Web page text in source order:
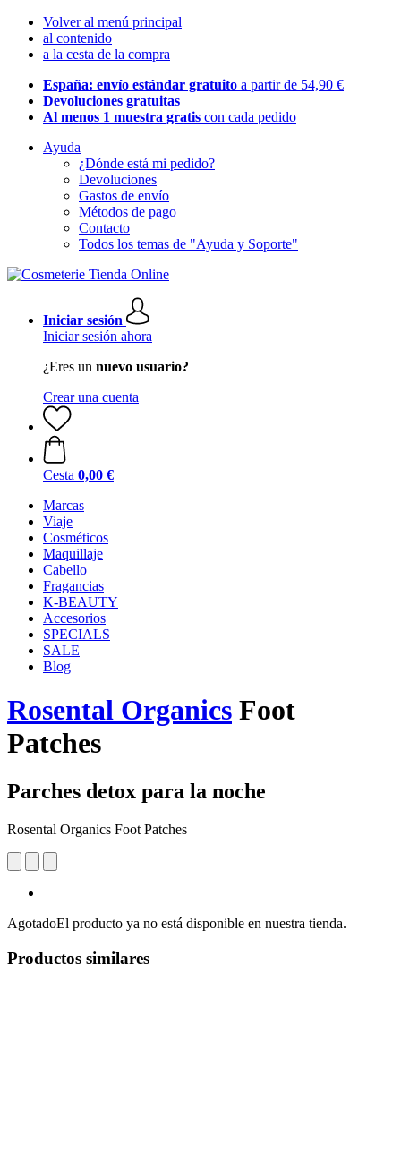
Volver al menú principal
al contenido
a la cesta de la compra
España: envío estándar gratuito a partir de 54,90 €
Devoluciones gratuitas
Al menos 1 muestra gratis con cada pedido
Ayuda
¿Dónde está mi pedido?
Devoluciones
Gastos de envío
Métodos de pago
Contacto
Todos los temas de "Ayuda y Soporte"
Iniciar sesión
Iniciar sesión ahora
¿Eres un nuevo usuario?
Crear una cuenta
Cesta 0,00 €
Marcas
Viaje
Cosméticos
Maquillaje
Cabello
Fragancias
K-BEAUTY
Accesorios
SPECIALS
SALE
Blog
Rosental Organics Foot
Patches
Parches detox para la noche
Rosental Organics Foot Patches
AgotadoEl producto ya no está disponible en nuestra tienda.
Productos similares